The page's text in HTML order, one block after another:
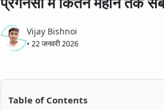
Vijay Bishnoi
• 22 जनवरी 2026
Table of Contents